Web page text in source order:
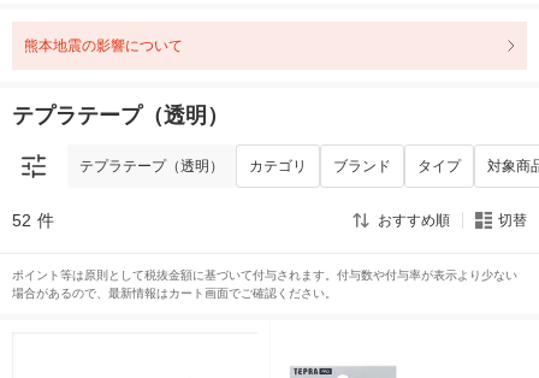
熊本地震の影響について
テプラテープ（透明）
テプラテープ（透明） カテゴリ ブランド タイプ 対象商
52 件 おすすめ順 切替
ポイント等は原則として税抜金額に基づいて付与されます。付与数や付与率が表示より少ない
場合があるので、最新情報はカート画面でご確認ください。